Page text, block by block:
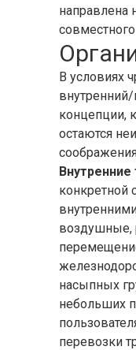
направлена
В условиях
концепции,
остаются
конкретной
воздушные,
насыпных
небольших
перевозки